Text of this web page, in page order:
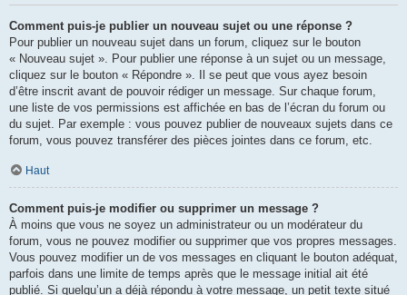
Comment puis-je publier un nouveau sujet ou une réponse ?
Pour publier un nouveau sujet dans un forum, cliquez sur le bouton
« Nouveau sujet ». Pour publier une réponse à un sujet ou un message,
cliquez sur le bouton « Répondre ». Il se peut que vous ayez besoin
d’être inscrit avant de pouvoir rédiger un message. Sur chaque forum,
une liste de vos permissions est affichée en bas de l’écran du forum ou
du sujet. Par exemple : vous pouvez publier de nouveaux sujets dans ce
forum, vous pouvez transférer des pièces jointes dans ce forum, etc.
Haut
Comment puis-je modifier ou supprimer un message ?
À moins que vous ne soyez un administrateur ou un modérateur du
forum, vous ne pouvez modifier ou supprimer que vos propres messages.
Vous pouvez modifier un de vos messages en cliquant le bouton adéquat,
parfois dans une limite de temps après que le message initial ait été
publié. Si quelqu’un a déjà répondu à votre message, un petit texte situé